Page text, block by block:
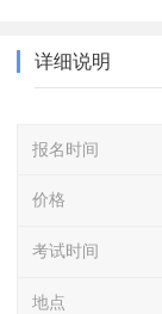
详细说明
报名时间
价格
考试时间
地点